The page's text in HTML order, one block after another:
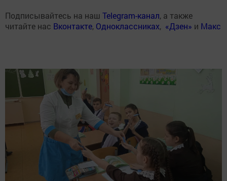
Подписывайтесь на наш Telegram-канал, а также
читайте нас Вконтакте, Одноклассниках, «Дзен» и Макс